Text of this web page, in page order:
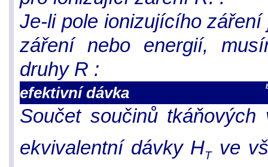
Je-li pole ionizujícího
záření nebo energií,
druhy R :
efektivní dávka
Součet součinů
ekvivalentní dávky HTve